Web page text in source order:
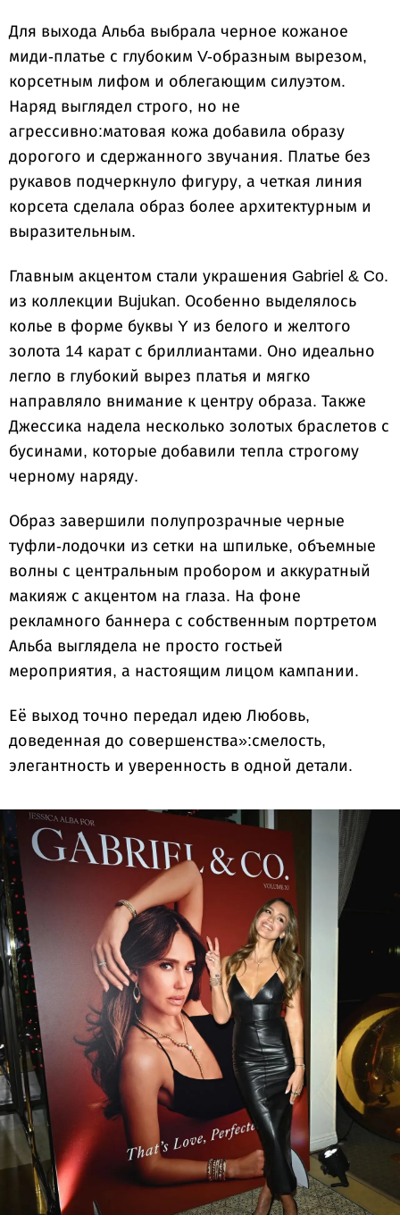
Для выхода Альба выбрала черное кожаное
миди-платье с глубоким V-образным вырезом,
корсетным лифом и облегающим силуэтом.
Наряд выглядел строго, но не
агрессивно:матовая кожа добавила образу
дорогого и сдержанного звучания. Платье без
рукавов подчеркнуло фигуру, а четкая линия
корсета сделала образ более архитектурным и
выразительным.
Главным акцентом стали украшения Gabriel & Co.
из коллекции Bujukan. Особенно выделялось
колье в форме буквы Y из белого и желтого
золота 14 карат с бриллиантами. Оно идеально
легло в глубокий вырез платья и мягко
направляло внимание к центру образа. Также
Джессика надела несколько золотых браслетов с
бусинами, которые добавили тепла строгому
черному наряду.
Образ завершили полупрозрачные черные
туфли-лодочки из сетки на шпильке, объемные
волны с центральным пробором и аккуратный
макияж с акцентом на глаза. На фоне
рекламного баннера с собственным портретом
Альба выглядела не просто гостьей
мероприятия, а настоящим лицом кампании.
Её выход точно передал идею Любовь,
доведенная до совершенства»:смелость,
элегантность и уверенность в одной детали.